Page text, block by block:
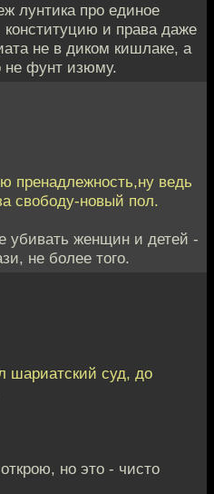
лунтика про единое
и права даже
не в диком кишлаке, а
не фунт изюму.
пренадлежность,ну ведь
свободу-новый пол.
убивать женщин и детей -
не более того.
шариатский суд, до
но это - чисто